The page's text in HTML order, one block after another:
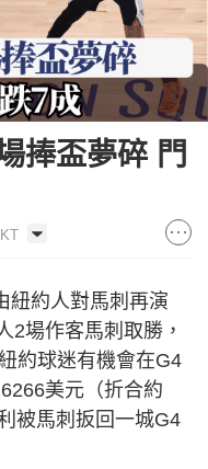
捧盃夢碎 門
紐約人對馬刺再演
2場作客馬刺取勝，
約球迷有機會在G4
美元（折合約
被馬刺扳回一城G4